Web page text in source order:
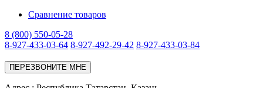
Сравнение товаров
8 (800) 550-05-28
8-927-433-03-64 8-927-492-29-42 8-927-433-03-84
ПЕРЕЗВОНИТЕ МНЕ